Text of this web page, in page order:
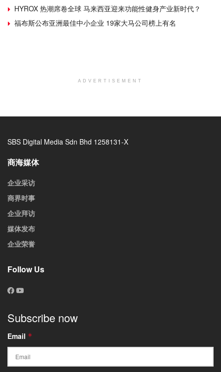
HYROX 热潮席卷全球 马来西亚迎来功能性健身产业新时代？
福布斯公布亚洲最佳中小企业 19家大马公司榜上有名
ADVERTISEMENT
SBS Digital Media Sdn Bhd 1258131-X
商海媒体
企业采访
商界时事
企业拜访
媒体发布
企业荣誉
Follow Us
Subscribe now
Email *